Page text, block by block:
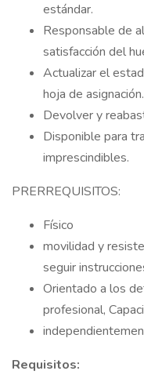
estándar.
Responsable de
satisfacción del
Actualizar el
hoja de asignación.
Devolver y
Disponible para
imprescindibles.
PRERREQUISITOS:
Físico
movilidad y
seguir
Orientado a los
profesional,
Requisitos: